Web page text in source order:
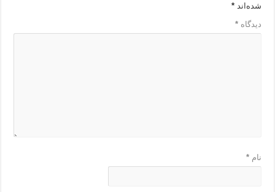
شده‌اند*
دیدگاه*
نام*